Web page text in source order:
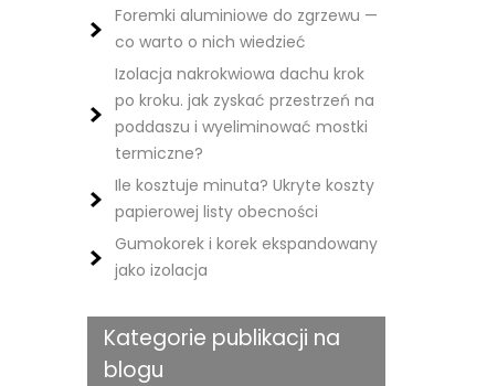
Foremki aluminiowe do zgrzewu —
co warto o nich wiedzieć
Izolacja nakrokwiowa dachu krok
po kroku. jak zyskać przestrzeń na
poddaszu i wyeliminować mostki
termiczne?
Ile kosztuje minuta? Ukryte koszty
papierowej listy obecności
Gumokorek i korek ekspandowany
jako izolacja
Kategorie publikacji na
blogu